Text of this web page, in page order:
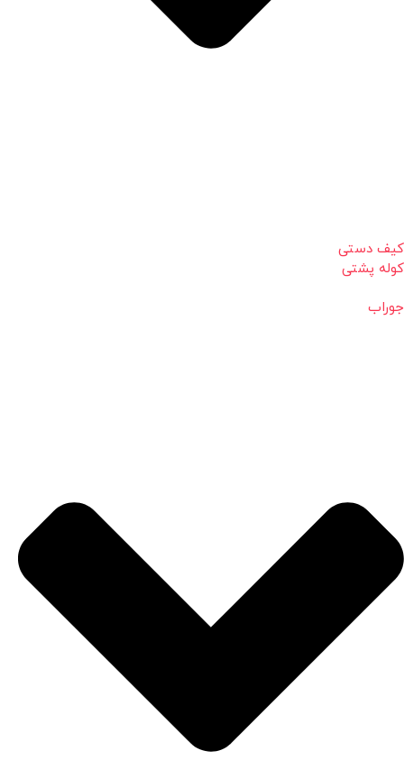
کیف دستی
کوله پشتی
جوراب